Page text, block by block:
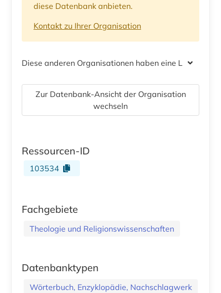
diese Datenbank anbieten.
Kontakt zu Ihrer Organisation
Diese anderen Organisationen haben eine Lizenz
Zur Datenbank-Ansicht der Organisation
wechseln
Ressourcen-ID
103534
Fachgebiete
Theologie und Religionswissenschaften
Datenbanktypen
Wörterbuch, Enzyklopädie, Nachschlagwerk